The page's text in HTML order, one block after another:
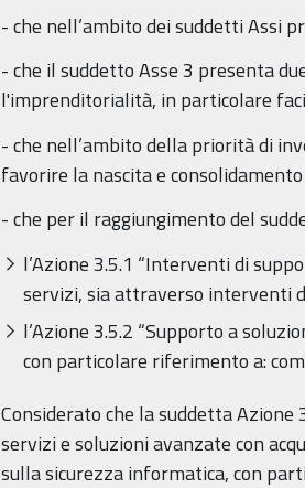
- che nell’ambito dei suddetti Assi
- che il suddetto Asse 3 presenta
l'imprenditorialità, in particolare
- che nell’ambito della priorità di
favorire la nascita e
- che per il raggiungimento del
l’Azione 3.5.1 “Interventi di
servizi, sia attraverso interventi
l’Azione 3.5.2 “Supporto a
con particolare riferimento a:
Considerato che la suddetta
servizi e soluzioni avanzate con
sulla sicurezza informatica, con